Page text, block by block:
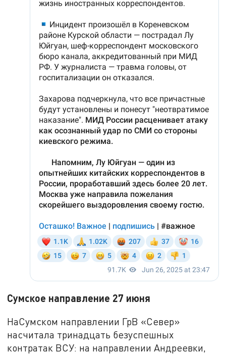
Сумское направление 27 июня
НаСумском направлении ГрВ «Север»
насчитала тринадцать безуспешных
контратак ВСУ: на направлении Андреевки,